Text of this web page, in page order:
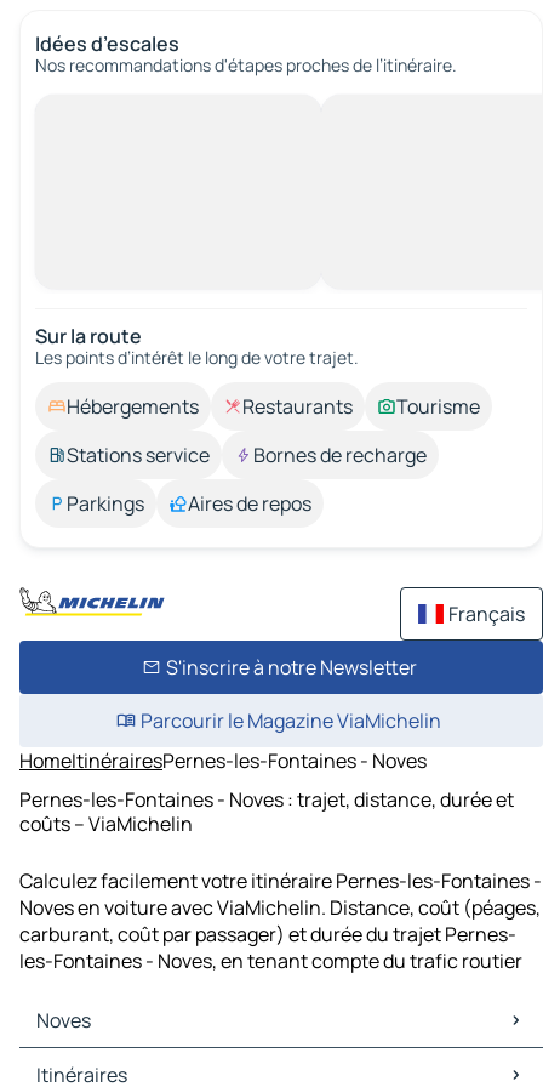
Idées d’escales
Nos recommandations d'étapes proches de l’itinéraire.
Sur la route
Les points d’intérêt le long de votre trajet.
Hébergements Restaurants
Tourisme
Stations service
Bornes de recharge
Parkings
Aires de repos
Français
S'inscrire à notre Newsletter
Parcourir le Magazine ViaMichelin
HomeItinérairesPernes-les-Fontaines - Noves
Pernes-les-Fontaines - Noves : trajet, distance, durée et
coûts – ViaMichelin
Calculez facilement votre itinéraire Pernes-les-Fontaines -
Noves en voiture avec ViaMichelin. Distance, coût (péages,
carburant, coût par passager) et durée du trajet Pernes-
les-Fontaines - Noves, en tenant compte du trafic routier
Noves
Noves Cartes et plans
Itinéraires